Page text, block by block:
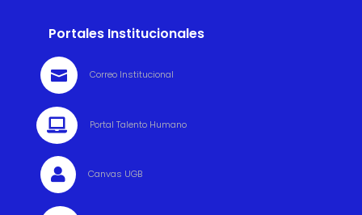
Portales Institucionales
 Correo Institucional
 Portal Talento Humano
 Canvas UGB